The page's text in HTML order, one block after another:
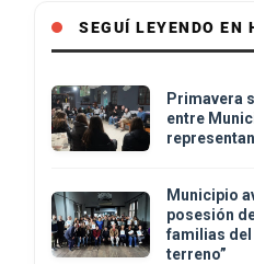
SEGUÍ LEYENDO EN
Primavera
entre
Municipio
posesión
familias del
terreno”